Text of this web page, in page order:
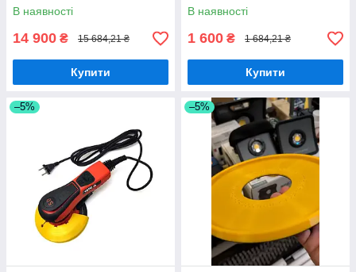
В наявності
14 900 ₴ 15 684,21 ₴
Купити
В наявності
1 600 ₴ 1 684,21 ₴
Купити
–5% –5%